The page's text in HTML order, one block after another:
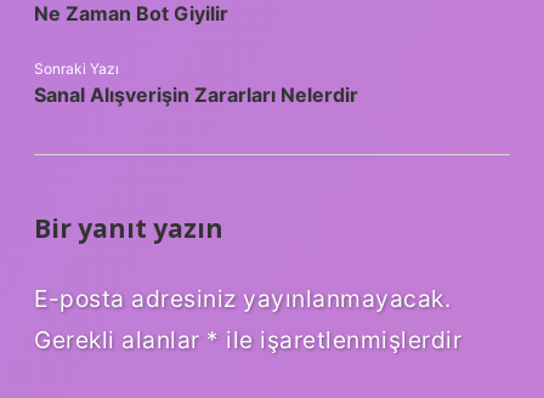
Ne Zaman Bot Giyilir
Sonraki Yazı
Sanal Alışverişin Zararları Nelerdir
Bir yanıt yazın
E-posta adresiniz yayınlanmayacak.
Gerekli alanlar * ile işaretlenmişlerdir